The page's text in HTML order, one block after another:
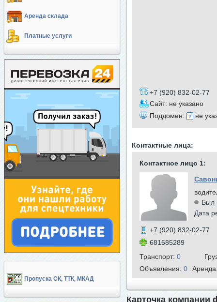
Аренда склада
Платные услуги
Пропуска СК, ТТК, МКАД
+7 (920) 832-02-77
Сайт: не указано
Поддомен:
не
Контактные лица:
Контактное лицо 1:
Был
Дата
+7 (920) 832-02-77
681685289
Транспорт: 0
Объявления: 0
Карточка компании